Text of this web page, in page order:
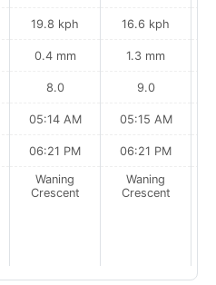
19.8 kph
0.4 mm
8.0
05:14 AM
06:21 PM
Waning
Crescent
16.6 kph
1.3 mm
9.0
05:15 AM
06:21 PM
Waning
Crescent